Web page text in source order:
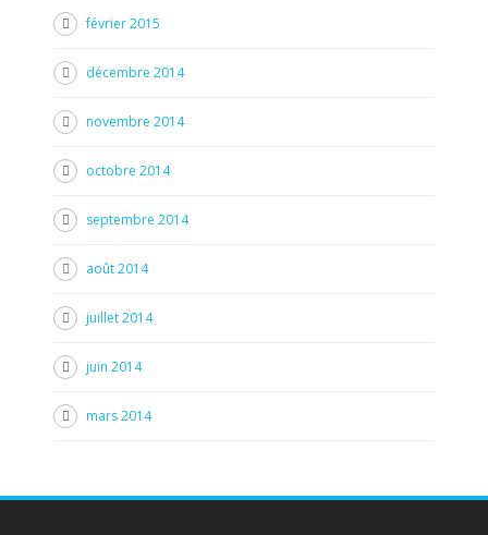
février 2015
décembre 2014
novembre 2014
octobre 2014
septembre 2014
août 2014
juillet 2014
juin 2014
mars 2014